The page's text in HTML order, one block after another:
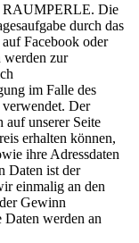
RAUMPERLE. Die
durch das
Facebook oder
werden zur
im Falle des
Der
auf unserer Seite
erhalten können,
ihre Adressdaten
Daten ist der
einmalig an den
Gewinn
werden an